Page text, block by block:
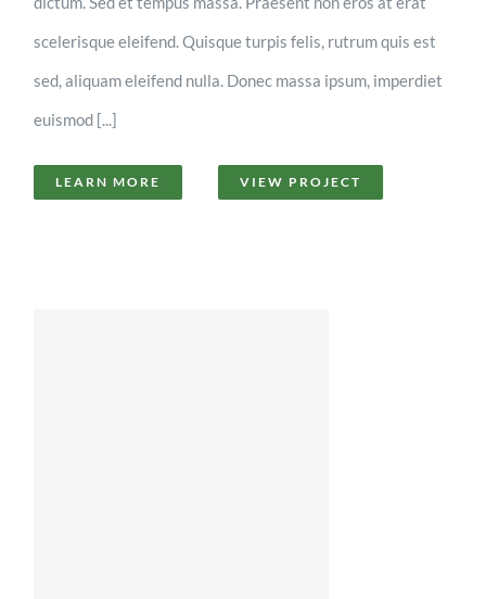
scelerisque eleifend. Quisque turpis felis, rutrum quis est
sed, aliquam eleifend nulla. Donec massa ipsum, imperdiet
euismod [...]
LEARN MORE VIEW PROJECT